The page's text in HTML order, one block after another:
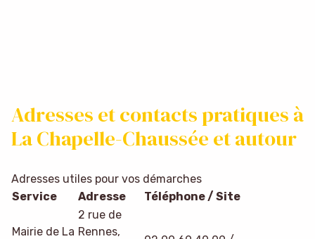
Adresses et contacts pratiques à
La Chapelle-Chaussée et autour
Adresses utiles pour vos démarches
Service
Adresse Téléphone / Site
Mairie de La
2 rue de
Rennes,